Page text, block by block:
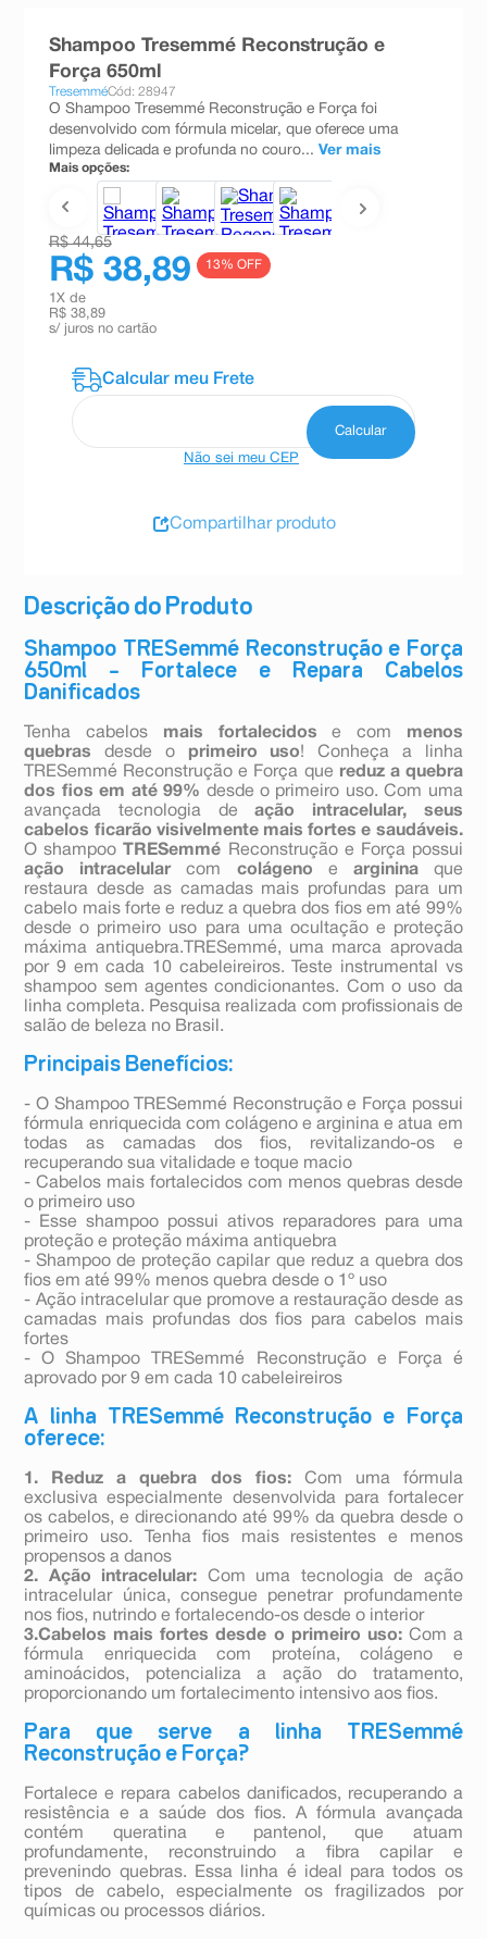
esmalte
ºabsorvente
Descrição do Produto
Shampoo TRESemmé Reconstrução e Força
650ml – Fortalece e Repara Cabelos
Danificados
Tenha cabelos mais fortalecidos e com menos
quebras desde o primeiro uso! Conheça a linha
TRESemmé Reconstrução e Força que reduz a quebra
dos fios em até 99% desde o primeiro uso. Com uma
avançada tecnologia deação intracelular, seus
cabelos ficarão visivelmente mais fortes e saudáveis.
O shampoo
TRESemmé Reconstrução e Força possui
ação intracelularcom colágeno e argininaque
restaura desde as camadas mais profundas para um
cabelo mais forte e reduz a quebra dos fios em até 99%
desde o primeiro uso para uma ocultação e proteção
máxima antiquebra.TRESemmé, uma marca aprovada
por 9 em cada 10 cabeleireiros. Teste instrumental vs
shampoo sem agentes condicionantes. Com o uso da
linha completa. Pesquisa realizada com profissionais de
salão de beleza no Brasil.
Principais Benefícios:
- O Shampoo TRESemmé Reconstrução e Força possui
fórmula enriquecida com colágeno e arginina e atua em
todas as camadas dos fios, revitalizando-os e
recuperando sua vitalidade e toque macio
- Cabelos mais fortalecidos com menos quebras desde
o primeiro uso
- Esse shampoo possui ativos reparadores para uma
proteção e proteção máxima antiquebra
- Shampoo de proteção capilar que reduz a quebra dos
fios em até 99% menos quebra desde o 1º uso
- Ação intracelular que promove a restauração desde as
camadas mais profundas dos fios para cabelos mais
fortes
- O Shampoo TRESemmé Reconstrução e Força é
aprovado por 9 em cada 10 cabeleireiros
A linha TRESemmé Reconstrução e Força
oferece:
1. Reduz a quebra dos fios: Com uma fórmula
exclusiva especialmente desenvolvida para fortalecer
os cabelos, e direcionando até 99% da quebra desde o
primeiro uso. Tenha fios mais resistentes e menos
propensos a danos
2. Ação intracelular: Com uma tecnologia de ação
intracelular única, consegue penetrar profundamente
nos fios, nutrindo e fortalecendo-os desde o interior
3.Cabelos mais fortes desde o primeiro uso: Com a
fórmula enriquecida com proteína, colágeno e
aminoácidos, potencializa a ação do tratamento,
proporcionando um fortalecimento intensivo aos fios.
Para que serve a linha TRESemmé
Reconstrução e Força?
Fortalece e repara cabelos danificados, recuperando a
resistência e a saúde dos fios. A fórmula avançada
contém queratina e pantenol, que atuam
profundamente, reconstruindo a fibra capilar e
prevenindo quebras. Essa linha é ideal para todos os
tipos de cabelo, especialmente os fragilizados por
químicas ou processos diários.
Shampoo Tresemmé Reconstrução e
Força 650ml
TresemméCód: 28947
O Shampoo Tresemmé Reconstrução e Força foi
desenvolvido com fórmula micelar, que oferece uma
limpeza delicada e profunda no couro... Ver mais
Mais opções:
R$ 44,65
R$ 38,89 13% OFF
1 X de
R$ 38,89
s/ juros no cartão
Não sei meu CEP
Compartilhar produto